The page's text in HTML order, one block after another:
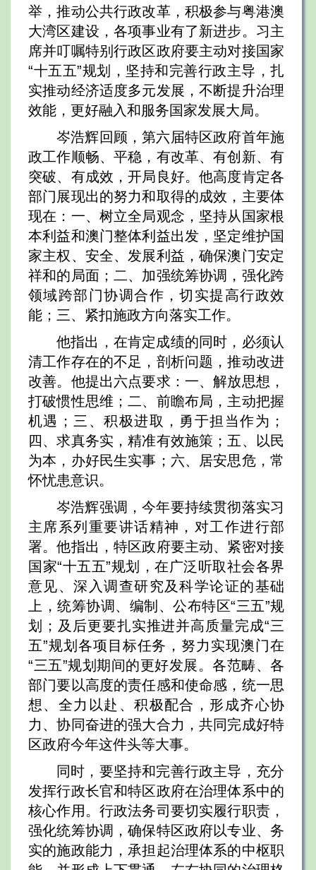
举，推动公共行政改革，积极参与粤港澳
大湾区建设，各项事业有了新进步。习主
席并叮嘱特别行政区政府要主动对接国家
“十五五”规划，坚持和完善行政主导，扎
实推动经济适度多元发展，不断提升治理
效能，更好融入和服务国家发展大局。
岑浩辉回顾，第六届特区政府首年施
政工作顺畅、平稳，有改革、有创新、有
突破、有成效，开局良好。他高度肯定各
部门展现出的努力和取得的成效，主要体
现在：一、树立全局观念，坚持从国家根
本利益和澳门整体利益出发，坚定维护国
家主权、安全、发展利益，确保澳门安定
祥和的局面；二、加强统筹协调，强化跨
领域跨部门协调合作，切实提高行政效
能；三、紧扣施政方向落实工作。
他指出，在肯定成绩的同时，必须认
清工作存在的不足，剖析问题，推动改进
改善。他提出六点要求：一、解放思想，
打破惯性思维；二、前瞻布局，主动把握
机遇；三、积极进取，勇于担当作为；
四、求真务实，精准有效施策；五、以民
为本，办好民生实事；六、居安思危，常
怀忧患意识。
岑浩辉强调，今年要持续贯彻落实习
主席系列重要讲话精神，对工作进行部
署。他指出，特区政府要主动、紧密对接
国家“十五五”规划，在广泛听取社会各界
意见、深入调查研究及科学论证的基础
上，统筹协调、编制、公布特区“三五”规
划；及后更要扎实推进并高质量完成“三
五”规划各项目标任务，努力实现澳门在
“三五”规划期间的更好发展。各范畴、各
部门要以高度的责任感和使命感，统一思
想、全力以赴、积极配合，形成齐心协
力、协同奋进的强大合力，共同完成好特
区政府今年这件头等大事。
同时，要坚持和完善行政主导，充分
发挥行政长官和特区政府在治理体系中的
核心作用。行政法务司要切实履行职责，
强化统筹协调，确保特区政府以专业、务
实的施政能力，承担起治理体系的中枢职